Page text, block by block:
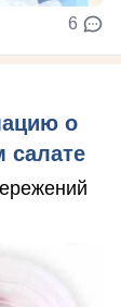
6
о
салате